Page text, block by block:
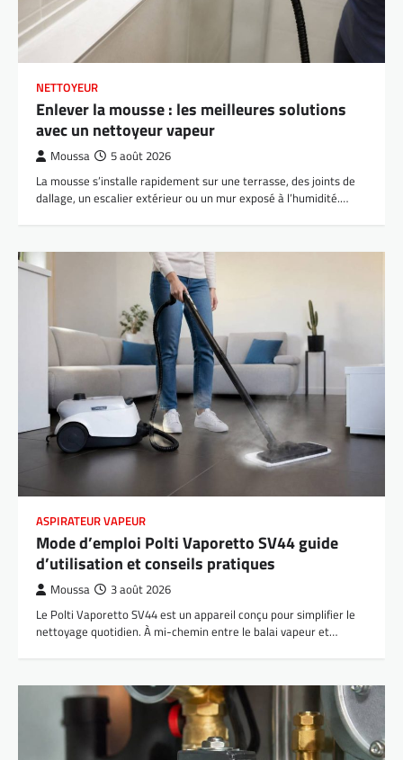
NETTOYEUR
Enlever la mousse : les meilleures solutions
avec un nettoyeur vapeur
Moussa 5 août 2026
La mousse s’installe rapidement sur une terrasse, des joints de
dallage, un escalier extérieur ou un mur exposé à l’humidité.…
ASPIRATEUR VAPEUR
Mode d’emploi Polti Vaporetto SV44 guide
d’utilisation et conseils pratiques
Moussa 3 août 2026
Le Polti Vaporetto SV44 est un appareil conçu pour simplifier le
nettoyage quotidien. À mi-chemin entre le balai vapeur et…